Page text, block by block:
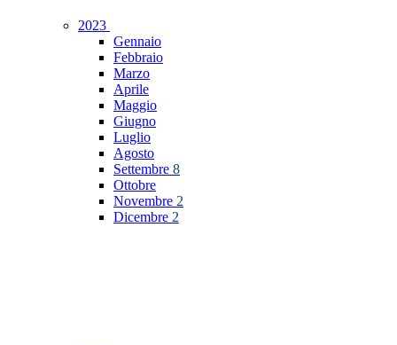
2023
Gennaio
Febbraio
Marzo
Aprile
Maggio
Giugno
Luglio
Agosto
Settembre 8
Ottobre
Novembre 2
Dicembre 2